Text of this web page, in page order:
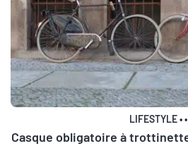
LIFESTYLE••
Casque obligatoire à